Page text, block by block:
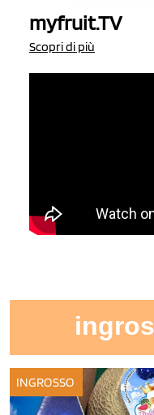
myfruit.TV
Scopri di più
INGROSSO